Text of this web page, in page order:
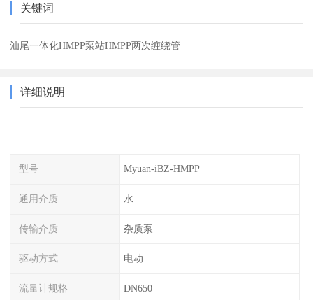
关键词
汕尾一体化HMPP泵站HMPP两次缠绕管
详细说明
型号 Myuan-iBZ-HMPP
通用介质 水
传输介质 杂质泵
驱动方式 电动
流量计规格 DN650